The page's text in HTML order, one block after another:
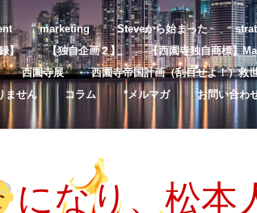
コ
ン
テ
ン
ッ
marketing Steveから始まった
】 【独自企画２】
【西園寺独自商標】
西園寺展 西園寺帝国計画（刮目せよ！）救
ません コラム *メルマガ お問い合わ
になり、松本